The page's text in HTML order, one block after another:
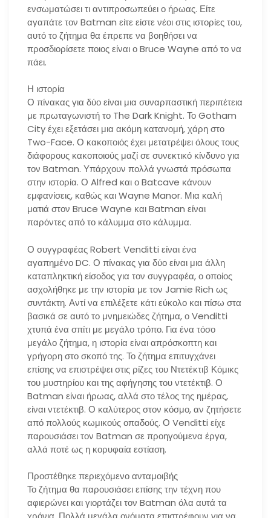
ενσωματώσει τι αντιπροσωπεύει ο ήρωας. Είτε
αγαπάτε τον Batman είτε είστε νέοι στις ιστορίες του,
αυτό το ζήτημα θα έπρεπε να βοηθήσει να
προσδιορίσετε ποιος είναι ο Bruce Wayne από το να
πάει.
Η ιστορία
Ο πίνακας για δύο είναι μια συναρπαστική περιπέτεια
με πρωταγωνιστή το The Dark Knight. Το Gotham
City έχει εξετάσει μια ακόμη κατανομή, χάρη στο
Two-Face. Ο κακοποιός έχει μετατρέψει όλους τους
διάφορους κακοποιούς μαζί σε συνεκτικό κίνδυνο για
τον Batman. Υπάρχουν πολλά γνωστά πρόσωπα
στην ιστορία. Ο Alfred και ο Batcave κάνουν
εμφανίσεις, καθώς και Wayne Manor. Μια καλή
ματιά στον Bruce Wayne και Batman είναι
παρόντες από το κάλυμμα στο κάλυμμα.
Ο συγγραφέας Robert Venditti είναι ένα
αγαπημένο DC. Ο πίνακας για δύο είναι μια άλλη
καταπληκτική είσοδος για τον συγγραφέα, ο οποίος
ασχολήθηκε με την ιστορία με τον Jamie Rich ως
συντάκτη. Αντί να επιλέξετε κάτι εύκολο και πίσω στα
βασικά σε αυτό το μνημειώδες ζήτημα, ο Venditti
χτυπά ένα σπίτι με μεγάλο τρόπο. Για ένα τόσο
μεγάλο ζήτημα, η ιστορία είναι απρόσκοπτη και
γρήγορη στο σκοπό της. Το ζήτημα επιτυγχάνει
επίσης να επιστρέψει στις ρίζες του Ντετέκτιβ Κόμικς
του μυστηρίου και της αφήγησης του ντετέκτιβ. Ο
Batman είναι ήρωας, αλλά στο τέλος της ημέρας,
είναι ντετέκτιβ. Ο καλύτερος στον κόσμο, αν ζητήσετε
από πολλούς κωμικούς οπαδούς. Ο Venditti είχε
παρουσιάσει τον Batman σε προηγούμενα έργα,
αλλά ποτέ ως η κορυφαία εστίαση.
Προστέθηκε περιεχόμενο ανταμοιβής
Το ζήτημα θα παρουσιάσει επίσης την τέχνη που
αφιερώνει και γιορτάζει τον Batman όλα αυτά τα